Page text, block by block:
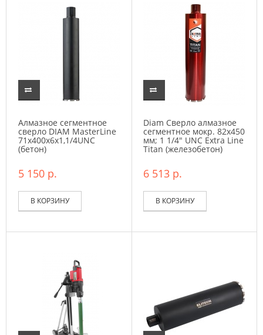
Алмазное сегментное
сверло DIAM MasterLine
71x400х6x1,1/4UNC
(бетон)
5 150 р.
В КОРЗИНУ
Diam Сверло алмазное
сегментное мокр. 82x450
мм; 1 1/4" UNC Extra Line
Titan (железобетон)
6 513 р.
В КОРЗИНУ